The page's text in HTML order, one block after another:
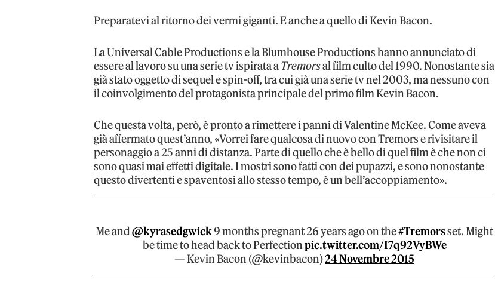
Preparatevi al ritorno dei vermi giganti. E anche a quello di Kevin Bacon.
La Universal Cable Productions e la Blumhouse Productions hanno annunciato di
essere al lavoro su una serie tv ispirata aTremorsal film culto del 1990. Nonostante sia
già stato oggetto di sequel e spin-off, tra cui già una serie tv nel 2003, ma nessuno con
il coinvolgimento del protagonista principale del primo film Kevin Bacon.
Che questa volta, però, è pronto a rimettere i panni di Valentine McKee. Come aveva
già affermato quest’anno, «Vorrei fare qualcosa di nuovo con Tremors e rivisitare il
personaggio a 25 anni di distanza. Parte di quello che è bello di quel film è che non ci
sono quasi mai effetti digitale. I mostri sono fatti con dei pupazzi, e sono nonostante
questo divertenti e spaventosi allo stesso tempo, è un bell’accoppiamento».
Me and@kyrasedgwick9 months pregnant 26 years ago on the#Tremorsset. Might
be time to head back to Perfectionpic.twitter.com/I7q92VyBWe
— Kevin Bacon (@kevinbacon)24 Novembre 2015